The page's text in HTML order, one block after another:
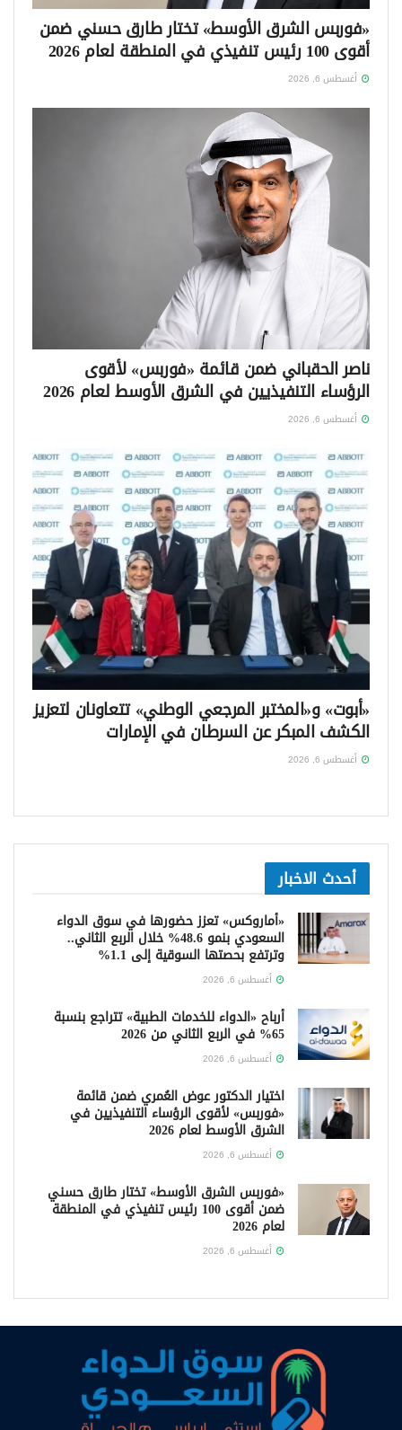
«فوربس الشرق الأوسط» تختار طارق حسني ضمن
أقوى 100 رئيس تنفيذي في المنطقة لعام 2026
أغسطس 6, 2026
ناصر الحقباني ضمن قائمة «فوربس» لأقوى
الرؤساء التنفيذيين في الشرق الأوسط لعام 2026
أغسطس 6, 2026
«أبوت» و«المختبر المرجعي الوطني» تتعاونان لتعزيز
الكشف المبكر عن السرطان في الإمارات
أغسطس 6, 2026
أحدث الاخبار
«أماروكس» تعزز حضورها في سوق الدواء
السعودي بنمو 48.6% خلال الربع الثاني..
وترتفع بحصتها السوقية إلى 1.1%
أغسطس 6, 2026
أرباح «الدواء للخدمات الطبية» تتراجع بنسبة
65% في الربع الثاني من 2026
أغسطس 6, 2026
اختيار الدكتور عوض العُمري ضمن قائمة
«فوربس» لأقوى الرؤساء التنفيذيين في
الشرق الأوسط لعام 2026
أغسطس 6, 2026
«فوربس الشرق الأوسط» تختار طارق حسني
ضمن أقوى 100 رئيس تنفيذي في المنطقة
لعام 2026
أغسطس 6, 2026